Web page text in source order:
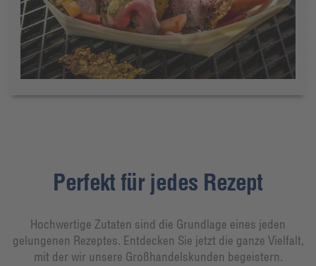
Perfekt für jedes Rezept
Hochwertige Zutaten sind die Grundlage eines jeden
gelungenen Rezeptes. Entdecken Sie jetzt die ganze Vielfalt,
mit der wir unsere Großhandelskunden begeistern.